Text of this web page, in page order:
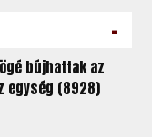
-
bújhattak az
egység (8928)